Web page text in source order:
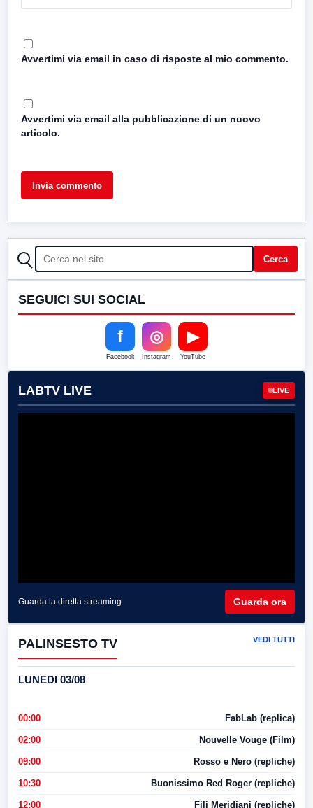
Avvertimi via email in caso di risposte al mio commento.
Avvertimi via email alla pubblicazione di un nuovo
articolo.
CERCA Cerca
SEGUICI SUI SOCIAL
f
Facebook
◎
Instagram
▶
YouTube
LABTV LIVE LIVE
Guarda la diretta streaming Guarda ora
PALINSESTO TV VEDI TUTTI
LUNEDI 03/08
00:00 FabLab (replica)
02:00 Nouvelle Vouge (Film)
09:00 Rosso e Nero (repliche)
10:30 Buonissimo Red Roger (repliche)
12:00 Fili Meridiani (repliche)